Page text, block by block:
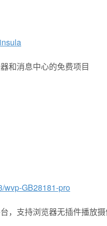
和消息中心的免费项目
wvp-GB28181-pro
，支持浏览器无插件播放摄